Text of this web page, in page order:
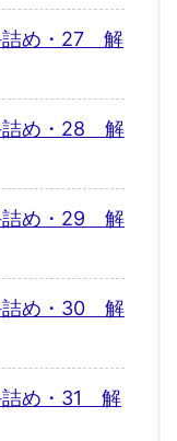
詰め・27 解
詰め・28 解
詰め・29 解
詰め・30 解
詰め・31 解